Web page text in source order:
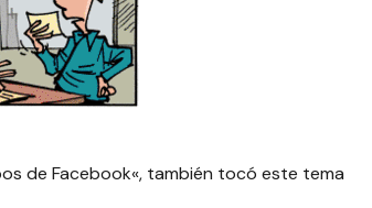
de Facebook«, también tocó este tema